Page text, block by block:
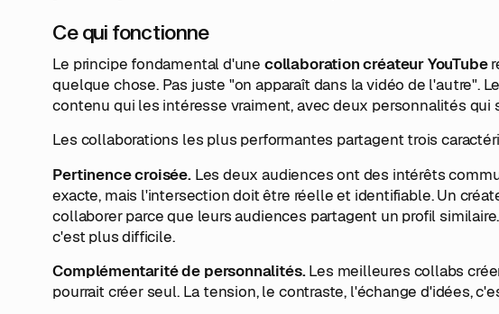
Ce qui fonctionne
Le principe fondamental d'une collaboration créateur YouTube
quelque chose. Pas juste "on apparaît dans la vidéo de l'autre".
contenu qui les intéresse vraiment, avec deux personnalités qui
Les collaborations les plus performantes partagent trois
Pertinence croisée.Les deux audiences ont des intérêts
exacte, mais l'intersection doit être réelle et identifiable. Un
collaborer parce que leurs audiences partagent un profil
c'est plus difficile.
Complémentarité de personnalités.Les meilleures collabs
pourrait créer seul. La tension, le contraste, l'échange d'idées,